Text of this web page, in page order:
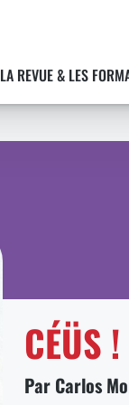
LA REVUE & LES
CÉÜS !
Par Carlos